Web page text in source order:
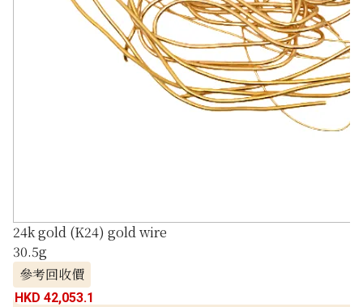
24k gold (K24) gold wire
30.5g
參考回收價
HKD 42,053.1